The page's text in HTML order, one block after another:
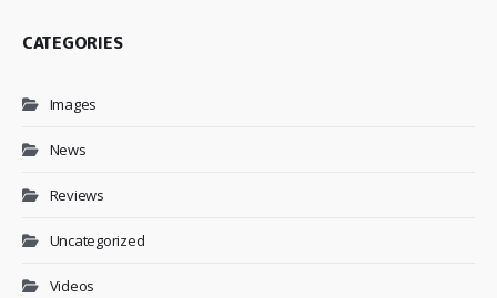
CATEGORIES
Images
News
Reviews
Uncategorized
Videos